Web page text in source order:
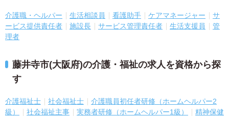
介護職・ヘルパー 生活相談員 看護助手 ケアマネージャー
サ
ービス提供責任者
施設長 サービス管理責任者 生活支援員
管
理者
藤井寺市(大阪府)の介護・福祉の求人を資格から探
す
介護福祉士 社会福祉士
介護職員初任者研修（ホームヘルパー2
級）
社会福祉主事 実務者研修（ホームヘルパー1級）
精神保健